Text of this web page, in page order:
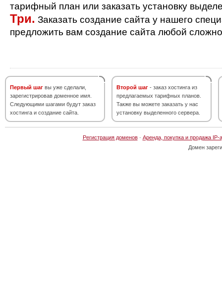
тарифный план или заказать установку
Три. Заказать создание сайта у нашего
предложить вам создание сайта любой
Первый шаг вы уже сделали,
зарегистрировав доменное имя.
Следующими шагами будут заказ
хостинга и создание сайта.
Второй шаг - заказ хостинга из
предлагаемых тарифных планов.
Также вы можете заказать у нас
установку выделенного сервера.
Регистрация доменов· Аренда, покупка и продажа IP-
Домен